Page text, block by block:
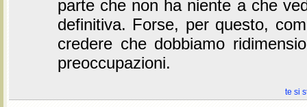
parte che non ha niente a che
definitiva. Forse, per questo,
credere che dobbiamo
preoccupazioni.
te si